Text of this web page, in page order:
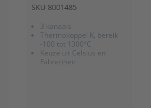
thermokoppel
SKU 8001485
3 kanaals
Thermokoppel K, bereik
-100 tot 1300°C
Keuze uit Celsius en
Fahrenheit